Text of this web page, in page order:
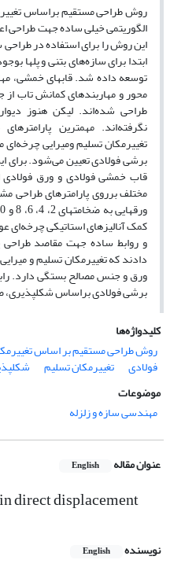
روش طراحی مستقیم براساس
الگوریتمی خیلی ساده جهت طراحی
این روش را برای استفاده در
ابتدا برای سازه‌‌های بتنی و پلها
توسعه داده شد. قابهای خمشی،
محور و مهاربندهای کمانش تاب
طراحی شده‌اند. لیکن هنوز
نگرفته‌اند. مهمترین
تغییرمکان تسلیم ومیرایی چرخه‌ای
برشی فولادی تعیین می‌شود. برای
قاب خمشی فولادی و ورق فولادی
مختلف برروی پارامترهای طراحی
کمک آنالیزهای استاتیکی چرخه‌ای
و روابط ساده جهت مقاصد
دادند که تغییرمکان تسلیم و
ورق و جنس مصالح بستگی دارد.
برشی فولادی براساس شکلپذیری،
کلیدواژه‌ها
روش طراحی مستقیم بر اساس
فولادی تغییرمکان تسلیم
موضوعات
مهندسی سازه و زلزله
عنوان مقاله English
direct displacement
نویسنده English